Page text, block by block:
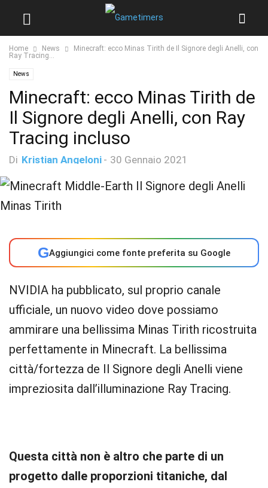
Home News
Minecraft: ecco Minas Tirith de Il Signore degli Anelli, con
Ray Tracing...
News
Minecraft: ecco Minas Tirith de
Il Signore degli Anelli, con Ray
Tracing incluso
Di Kristian Angeloni - 30 Gennaio 2021
GAggiungici come fonte preferita su Google
NVIDIA ha pubblicato, sul proprio canale
ufficiale, un nuovo video dove possiamo
ammirare una bellissima Minas Tirith ricostruita
perfettamente in Minecraft. La bellissima
città/fortezza de Il Signore degli Anelli viene
impreziosita dall’illuminazione Ray Tracing.
Questa città non è altro che parte di un
progetto dalle proporzioni titaniche, dal